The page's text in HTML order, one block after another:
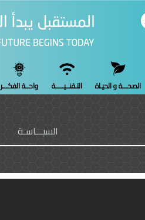
الصحـــة و الحيـاة التـقنــيـــــة واحــة الفكـــر
السيـــاسـة